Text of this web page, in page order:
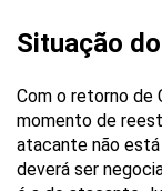
Situação
Com o retorno de
momento de
atacante não está
deverá ser